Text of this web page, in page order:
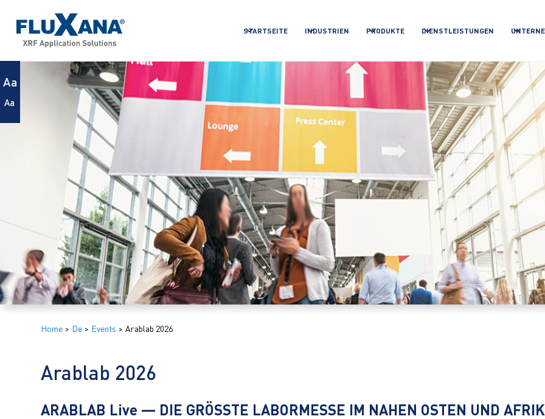
STARTSEITE INDUSTRIEN PRODUKTE DIENSTLEISTUNGEN
Aa
Aa
BEVORSTEHENDE WEBINARE
Home > De > Events > Arablab 2026
Arablab 2026
ARABLAB Live — DIE GRÖSSTE LABORMESSE IM NAHEN OSTEN UND